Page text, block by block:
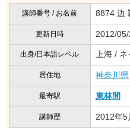
講師番号 / お名前 8874 边
更新日時 2012/05/
出身/日本語レベル 上海 / ネ
居住地 神奈川県
最寄駅 東林間
講師歴 2012年5